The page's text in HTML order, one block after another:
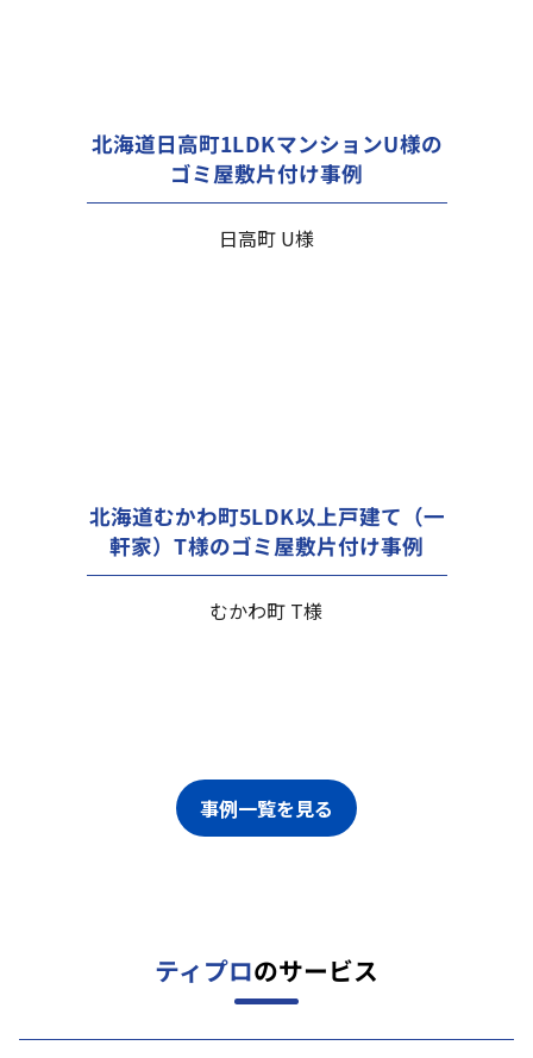
北海道日高町1LDKマンションU様の
ゴミ屋敷片付け事例
日高町 U様
北海道むかわ町5LDK以上戸建て（一
軒家）T様のゴミ屋敷片付け事例
むかわ町 T様
事例一覧を見る
ティプロのサービス